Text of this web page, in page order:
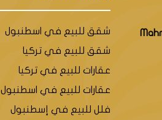
شقق للبيع في اسطنبول
شقق للبيع في تركيا
عقارات للبيع في تركيا
عقارات للبيع في اسطنبول
فلل للبيع في إسطنبول